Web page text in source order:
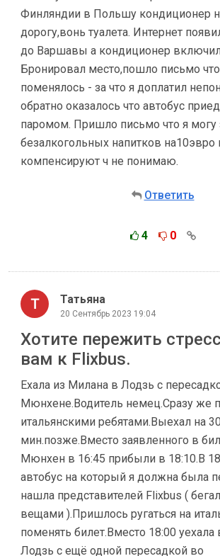
Финляндии в Польшу кондиционер
дорогу,вонь туалета. Интернет
до Варшавы а кондиционер
Бронировал место,пошло письмо
поменялось - за что я доплатил
обратно оказалось что автобус
паромом. Пришло письмо что я могу
безалкогольных напитков на10эвро
компенсируют ч не понимаю.
Ответить
4 0
Татьяна
20 Сентябрь 2023 19:04
Хотите пережить
вам к Flixbus.
Ехала из Милана в Лодзь с
Мюнхене.Водитель немец.Сразу же
итальянскими ребятами.Выехал на 30
мин.позже.Вместо заявленного в
Мюнхен в 16:45 прибыли в 18:10.В 18
автобус на который я должна была
нашла представителей Flixbus (
вещами ).Пришлось ругаться на
поменять билет.Вместо 18:00 уехала
Лодзь с ещё одной пересадкой во